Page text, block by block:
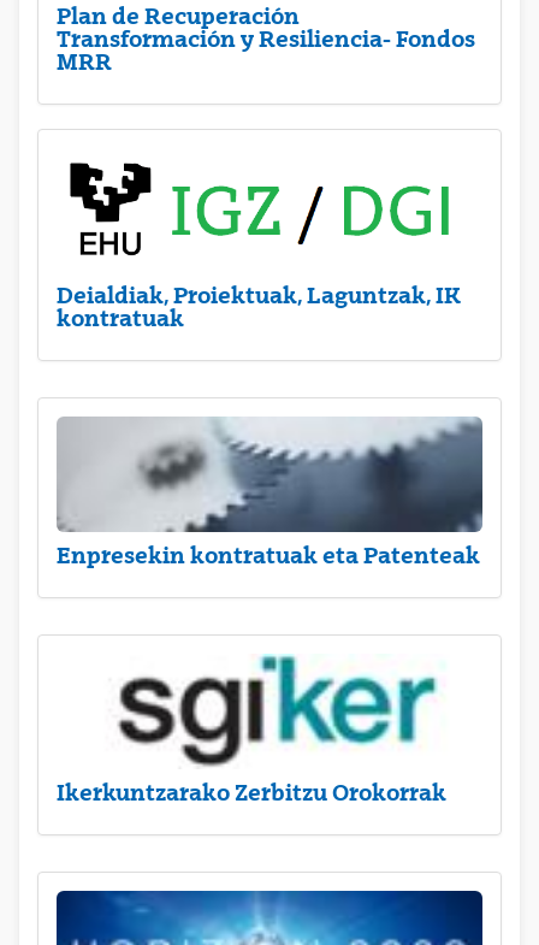
Plan de Recuperación
Transformación y Resiliencia- Fondos
MRR
Deialdiak, Proiektuak, Laguntzak, IK
kontratuak
Enpresekin kontratuak eta Patenteak
Ikerkuntzarako Zerbitzu Orokorrak